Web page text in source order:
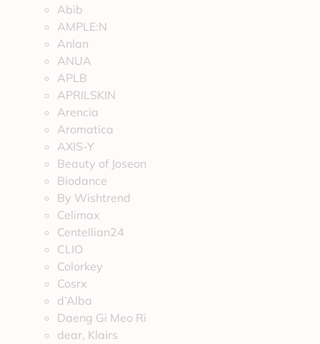
Abib
AMPLE:N
Anlan
ANUA
APLB
APRILSKIN
Arencia
Aromatica
AXIS-Y
Beauty of Joseon
Biodance
By Wishtrend
Celimax
Centellian24
CLIO
Colorkey
Cosrx
d’Alba
Daeng Gi Meo Ri
dear, Klairs